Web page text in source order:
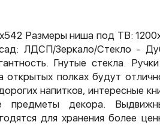
Размеры ниша под ТВ:
ЛДСП/Зеркало/Стекло -
Гнутые стекла.
открытых полках будут
напитков, интересные
предметы декора.
для хранения более